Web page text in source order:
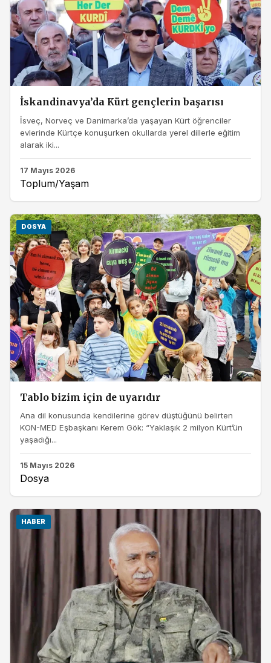
İskandinavya’da Kürt gençlerin başarısı
İsveç, Norveç ve Danimarka’da yaşayan Kürt öğrenciler
evlerinde Kürtçe konuşurken okullarda yerel dillerle eğitim
alarak iki...
17 Mayıs 2026
Toplum/Yaşam
DOSYA
Tablo bizim için de uyarıdır
Ana dil konusunda kendilerine görev düştüğünü belirten
KON-MED Eşbaşkanı Kerem Gök: “Yaklaşık 2 milyon Kürt’ün
yaşadığı...
15 Mayıs 2026
Dosya
HABER